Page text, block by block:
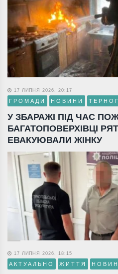
17 ЛИПНЯ 2026, 20:17
ГРОМАДИ НОВИНИ
У ЗБАРАЖІ ПІД ЧАС
БАГАТОПОВЕРХІВЦІ
ЕВАКУЮВАЛИ ЖІНКУ
17 ЛИПНЯ 2026, 18:15
АКТУАЛЬНО ЖИТТЯ